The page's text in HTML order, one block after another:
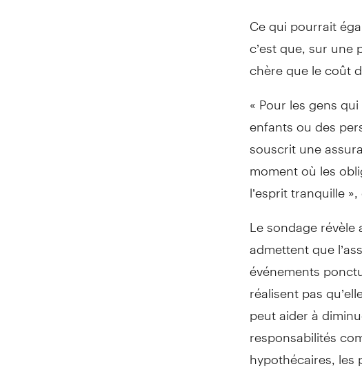
Ce qui pourrait
c’est que, sur
chère que le coût
« Pour les gens
enfants ou des
souscrit une
moment où les
l’esprit tranquille
Le sondage
admettent que
événements
réalisent pas
peut aider à
responsabilités
hypothécaires, les